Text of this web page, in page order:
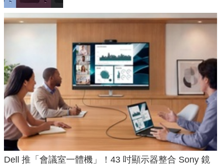
Dell 推「會議室一體機」！43 吋顯示器整合 Sony 鏡